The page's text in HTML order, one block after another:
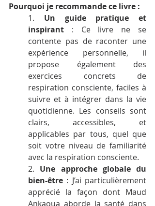
Pourquoi je recommande ce livre :
1. Un guide pratique et
inspirant : Ce livre ne se
contente pas de raconter une
expérience personnelle, il
propose également des
exercices concrets de
respiration consciente, faciles à
suivre et à intégrer dans la vie
quotidienne. Les conseils sont
clairs, accessibles, et
applicables par tous, quel que
soit votre niveau de familiarité
avec la respiration consciente.
2. Une approche globale du
bien-être : J’ai particulièrement
apprécié la façon dont Maud
Ankaoua aborde la santé dans